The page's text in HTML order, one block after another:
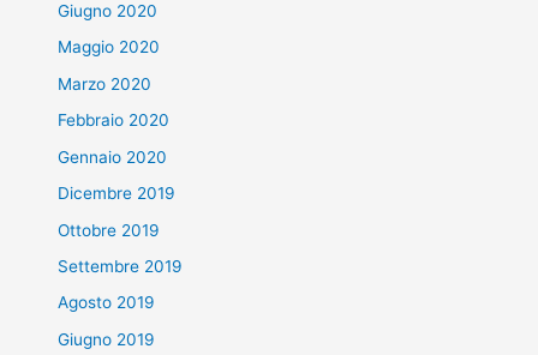
Giugno 2020
Maggio 2020
Marzo 2020
Febbraio 2020
Gennaio 2020
Dicembre 2019
Ottobre 2019
Settembre 2019
Agosto 2019
Giugno 2019